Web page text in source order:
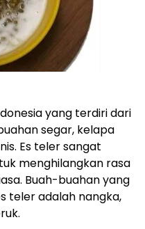
yang terdiri dari
segar, kelapa
Es teler sangat
menghilangkan rasa
Buah-buahan yang
teler adalah nangka,